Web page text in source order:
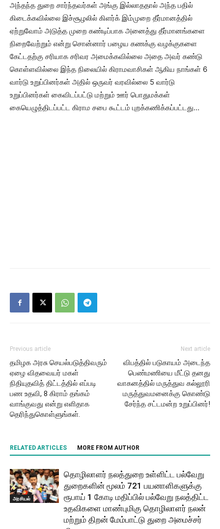
அந்தந்த துறை சார்ந்தவர்கள் அங்கு இல்லாததால் அந்த பதில்
கிடைக்கவில்லை இச்சூழலில் கிளர்க் இம்முறை தீர்மானத்தில்
ஏற்றுவோம் அடுத்த முறை கண்டிப்பாக அனைத்து தீர்மானங்களை
நிறைவேற்றும் என்று சொன்னார் பழைய கணக்கு வழக்குகளை
கேட்டதற்கு சரியாக சரிவர அமைக்கவில்லை அதை அவர் கண்டு
கொள்ளவில்லை இந்த நிலையில் கிராமவாசிகள் ஆகிய நாங்கள் 6
வார்டு உறுப்பினர்கள் அதில் ஒருவர் வரவில்லை 5 வார்டு
உறுப்பினர்கள் கைவிடப்பட்டு மற்றும் ஊர் பொதுமக்கள்
கையெழுத்திடப்பட்ட கிராம சபை கூட்டம் புறக்கணிக்கப்பட்டது…
Previous article
தமிழக அரசு செயல்படுத்திவரும்
ஏழை விதவையர் மகள்
நிதியுதவித் திட்டத்தில் எப்படி
பண உதவி, 8 கிராம் தங்கம்
வாங்குவது என்று எளிதாக
தெரிந்துகொள்ளுங்கள்.
Next article
விபத்தில் படுகாயம் அடைந்த
பெண்மணியை மீட்டு தனது
வாகனத்தில் மருத்துவ கல்லூரி
மருத்துவமனைக்கு கொண்டு
சேர்ந்த சட்டமன்ற உறுப்பினர்!
RELATED ARTICLES MORE FROM AUTHOR
அரசியல்
தொழிலாளர் நலத்துறை உள்ளிட்ட பல்வேறு
துறைகளின் மூலம் 721 பயனாளிகளுக்கு
ரூபாய் 1 கோடி மதிப்பில் பல்வேறு நலத்திட்ட
உதவிகளை மாண்புமிகு தொழிலாளர் நலன்
மற்றும் திறன் மேம்பாட்டு துறை அமைச்சர்